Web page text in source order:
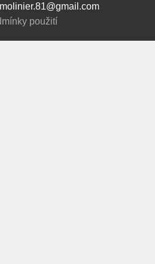
použití